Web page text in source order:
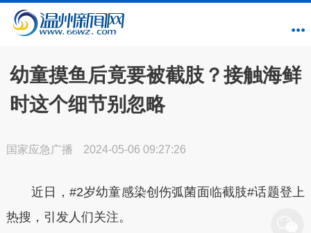
幼童摸鱼后竟要被截肢？接触海鲜
时这个细节别忽略
国家应急广播 2024-05-06 09:27:26
近日，#2岁幼童感染创伤弧菌面临截肢#话题登上
热搜，引发人们关注。